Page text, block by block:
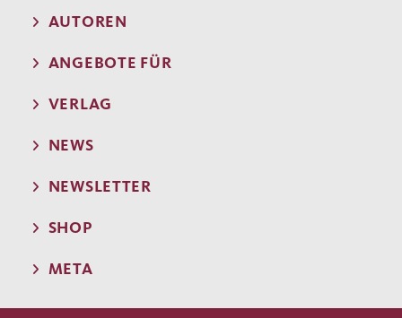
AUTOREN
ANGEBOTE FÜR
VERLAG
NEWS
NEWSLETTER
SHOP
META